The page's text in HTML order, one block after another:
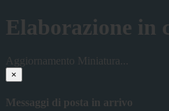
Elaborazione in
Aggiornamento Miniatura...
×
Messaggi di posta in arrivo